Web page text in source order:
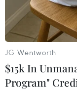
gia đang gặp
bệnh COVID-19
JG Wentworth
$15k In
Program"